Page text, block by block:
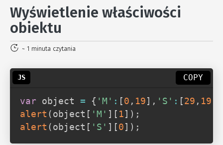
Wyświetlenie właściwości
obiektu
~ 1 minuta czytania
COPY
var object = { 'M' : [ 0 , 19 ] , 'S' : [ 29 , 19
alert ( object [ 'M' ] [ 1 ] ) ;
alert ( object [ 'S' ] [ 0 ] ) ;